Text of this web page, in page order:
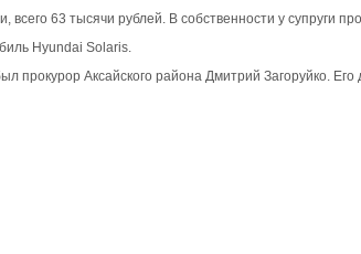
63 тысячи рублей. В собственности у супруги
Hyundai Solaris.
Аксайского района Дмитрий Загоруйко.